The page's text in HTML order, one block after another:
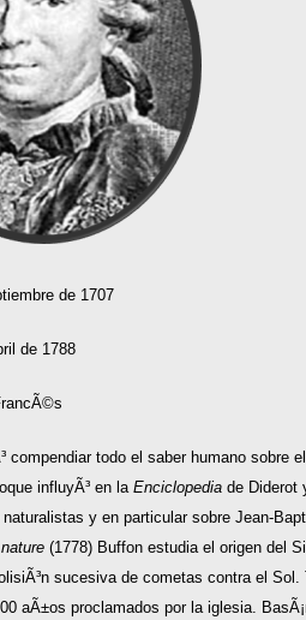
de 1707
de 1788
compendiar todo el saber humano sobre
influyÃ³ en la Enciclopediade Diderot
y en particular sobre Jean-
(1778) Buffon estudia el origen del
sucesiva de cometas contra el
aÃ±os proclamados por la iglesia.